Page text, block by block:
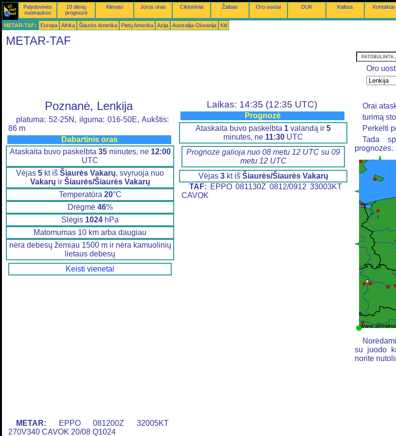
Palydovinės
nuotraukos
10 dienų
prognozė
Klimato Jūros oras Cikloniniai Žaibas Oro uostai DUK Kalbos Kontaktai
METAR-TAF: Europa Afrika Šiaurės Amerika Pietų Amerika Azija Australija-Okeanija Kiti
METAR-TAF
Oro
Poznanė, Lenkija
platuma: 52-25N, ilguma: 016-50E, Aukštis:
86 m
Dabartinis oras
Ataskaita buvo paskelbta 35minutes, ne 12:00
UTC
Vėjas 5 kt iš Šiaurės Vakarų, svyruoja nuo
Vakarų ir Šiaurės/Šiaurės Vakarų
Temperatūra 20°C
Drėgmė 46%
Slėgis 1024 hPa
Matomumas 10 km arba daugiau
nėra debesų žemiau 1500 m ir nėra kamuolinių
lietaus debesų
Keisti vienetai
METAR: EPPO 081200Z 32005KT
270V340 CAVOK 20/08 Q1024
Laikas: 14:35 (12:35 UTC)
Prognozė
Ataskaita buvo paskelbta 1 valandą ir 5
minutes, ne 11:30 UTC
Prognozė galioja nuo 08 metu 12 UTC su 09
metu 12 UTC
Vėjas 3kt iš Šiaurės/Šiaurės Vakarų
TAF: EPPO 081130Z 0812/0912 33003KT
CAVOK
Orai
turimą
Perkelti
Tada
prognozės.
su juodo
norite